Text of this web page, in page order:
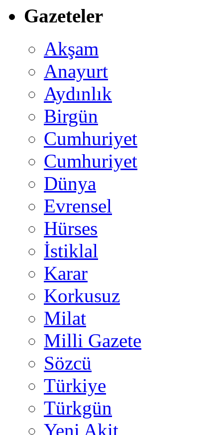
Gazeteler
Akşam
Anayurt
Aydınlık
Birgün
Cumhuriyet
Cumhuriyet
Dünya
Evrensel
Hürses
İstiklal
Karar
Korkusuz
Milat
Milli Gazete
Sözcü
Türkiye
Türkgün
Yeni Akit